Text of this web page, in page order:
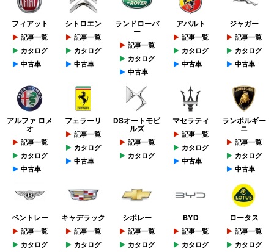
フィアット
記事一覧
カタログ
中古車
シトロエン
記事一覧
カタログ
中古車
ランドローバ
ー
記事一覧
カタログ
中古車
アバルト
記事一覧
カタログ
中古車
ジャガー
記事一覧
カタログ
中古車
アルファ ロメ
オ
記事一覧
カタログ
中古車
フェラーリ
記事一覧
カタログ
中古車
DSオートモビ
ルズ
記事一覧
カタログ
マセラティ
記事一覧
カタログ
中古車
ランボルギー
ニ
記事一覧
カタログ
中古車
ベントレー
記事一覧
カタログ
キャデラック
記事一覧
カタログ
シボレー
記事一覧
カタログ
BYD
記事一覧
カタログ
ロータス
記事一覧
カタログ